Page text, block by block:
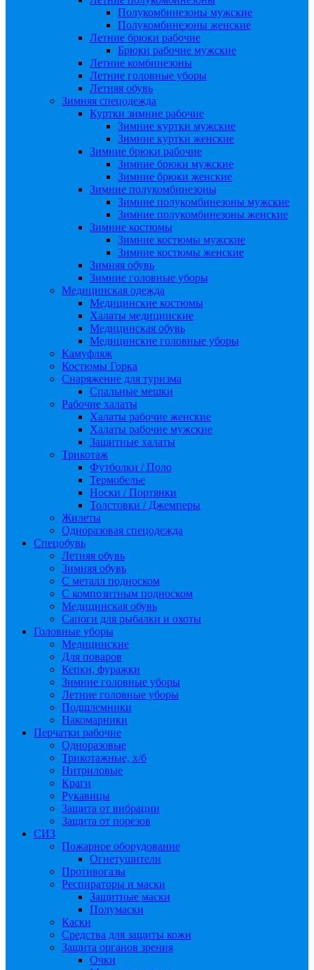
Полукомбинезоны мужские
Полукомбинезоны женские
Летние брюки рабочие
Брюки рабочие мужские
Летние комбинезоны
Летние головные уборы
Летняя обувь
Зимняя спецодежда
Куртки зимние рабочие
Зимние куртки мужские
Зимние куртки женские
Зимние брюки рабочие
Зимние брюки мужские
Зимние брюки женские
Зимние полукомбинезоны
Зимние полукомбинезоны мужские
Зимние полукомбинезоны женские
Зимние костюмы
Зимние костюмы мужские
Зимние костюмы женские
Зимняя обувь
Зимние головные уборы
Медицинская одежда
Медицинские костюмы
Халаты медицинские
Медицинская обувь
Медицинские головные уборы
Камуфляж
Костюмы Горка
Снаряжение для туризма
Спальные мешки
Рабочие халаты
Халаты рабочие женские
Халаты рабочие мужские
Защитные халаты
Трикотаж
Футболки / Поло
Термобелье
Носки / Портянки
Толстовки / Джемперы
Жилеты
Одноразовая спецодежда
Спецобувь
Летняя обувь
Зимняя обувь
С металл подноском
С композитным подноском
Медицинская обувь
Сапоги для рыбалки и охоты
Головные уборы
Медицинские
Для поваров
Кепки, фуражки
Зимние головные уборы
Летние головные уборы
Подшлемники
Накомарники
Перчатки рабочие
Одноразовые
Трикотажные, х/б
Нитриловые
Краги
Рукавицы
Защита от вибрации
Защита от порезов
СИЗ
Пожарное оборудование
Огнетушители
Противогазы
Респираторы и маски
Защитные маски
Полумаски
Каски
Средства для защиты кожи
Защита органов зрения
Очки